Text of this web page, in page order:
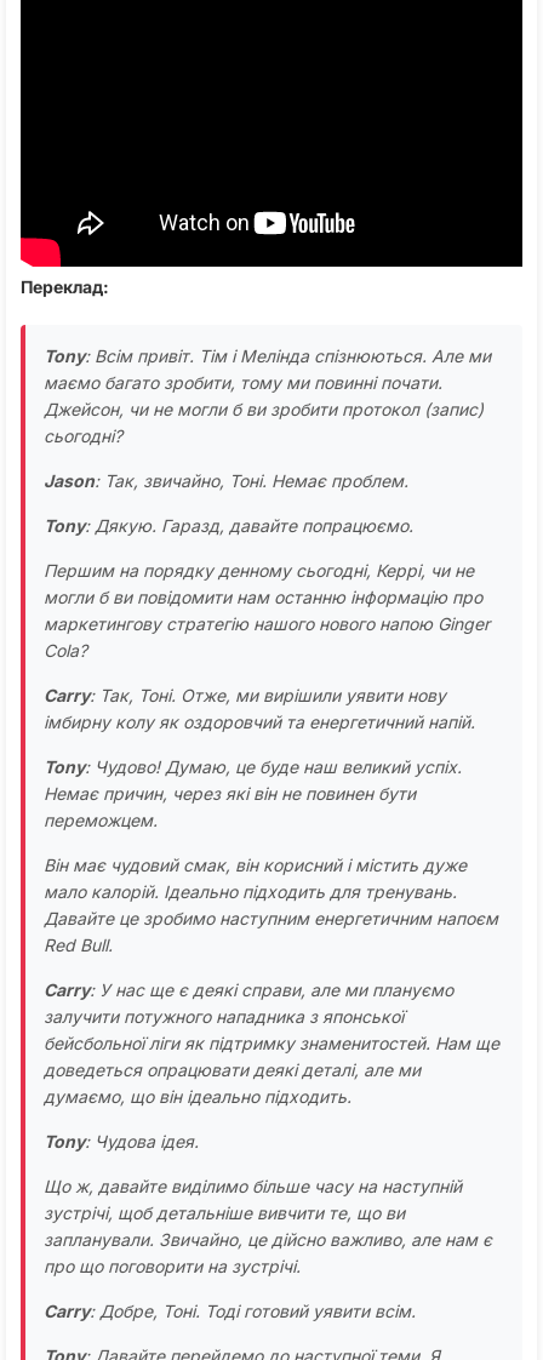
Переклад:
Tony: Всім привіт. Тім і Мелінда спізнюються. Але ми
маємо багато зробити, тому ми повинні почати.
Джейсон, чи не могли б ви зробити протокол (запис)
сьогодні?
Jason: Так, звичайно, Тоні. Немає проблем.
Tony: Дякую. Гаразд, давайте попрацюємо.
Першим на порядку денному сьогодні, Керрі, чи не
могли б ви повідомити нам останню інформацію про
маркетингову стратегію нашого нового напою Ginger
Cola?
Carry: Так, Тоні. Отже, ми вирішили уявити нову
імбирну колу як оздоровчий та енергетичний напій.
Tony: Чудово! Думаю, це буде наш великий успіх.
Немає причин, через які він не повинен бути
переможцем.
Він має чудовий смак, він корисний і містить дуже
мало калорій. Ідеально підходить для тренувань.
Давайте це зробимо наступним енергетичним напоєм
Red Bull.
Carry: У нас ще є деякі справи, але ми плануємо
залучити потужного нападника з японської
бейсбольної ліги як підтримку знаменитостей. Нам ще
доведеться опрацювати деякі деталі, але ми
думаємо, що він ідеально підходить.
Tony: Чудова ідея.
Що ж, давайте виділимо більше часу на наступній
зустрічі, щоб детальніше вивчити те, що ви
запланували. Звичайно, це дійсно важливо, але нам є
про що поговорити на зустрічі.
Carry: Добре, Тоні. Тоді готовий уявити всім.
Tony: Давайте перейдемо до наступної теми. Я